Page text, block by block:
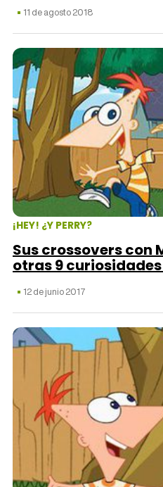
11 de agosto 2018
¡HEY! ¿Y PERRY?
Sus crossovers con
otras 9 curiosidades
12 de junio 2017